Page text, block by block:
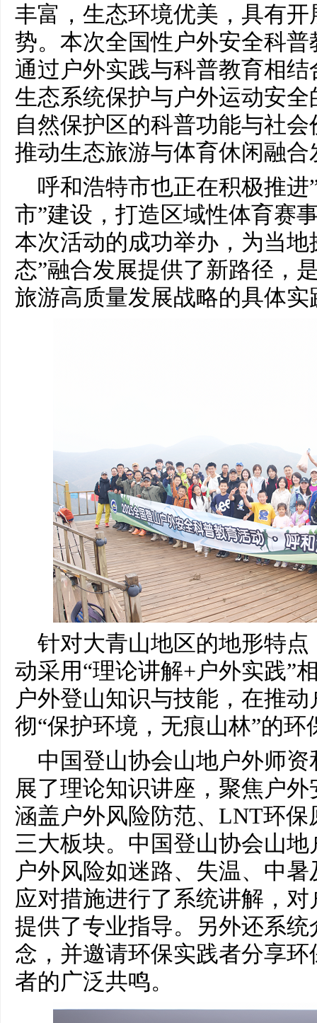
丰富，生态环境优美，具有
势。本次全国性户外安全科
通过户外实践与科普教育相
生态系统保护与户外运动安
自然保护区的科普功能与社
推动生态旅游与体育休闲融
呼和浩特市也正在积极推进
市”建设，打造区域性体育赛
本次活动的成功举办，为当地
态”融合发展提供了新路径，
旅游高质量发展战略的具体实
针对大青山地区的地形特
动采用“理论讲解+户外实践”
户外登山知识与技能，在推
彻“保护环境，无痕山林”的环
中国登山协会山地户外师
展了理论知识讲座，聚焦户
涵盖户外风险防范、LNT环
三大板块。中国登山协会山
户外风险如迷路、失温、中
应对措施进行了系统讲解，
提供了专业指导。另外还系统
念，并邀请环保实践者分享
者的广泛共鸣。